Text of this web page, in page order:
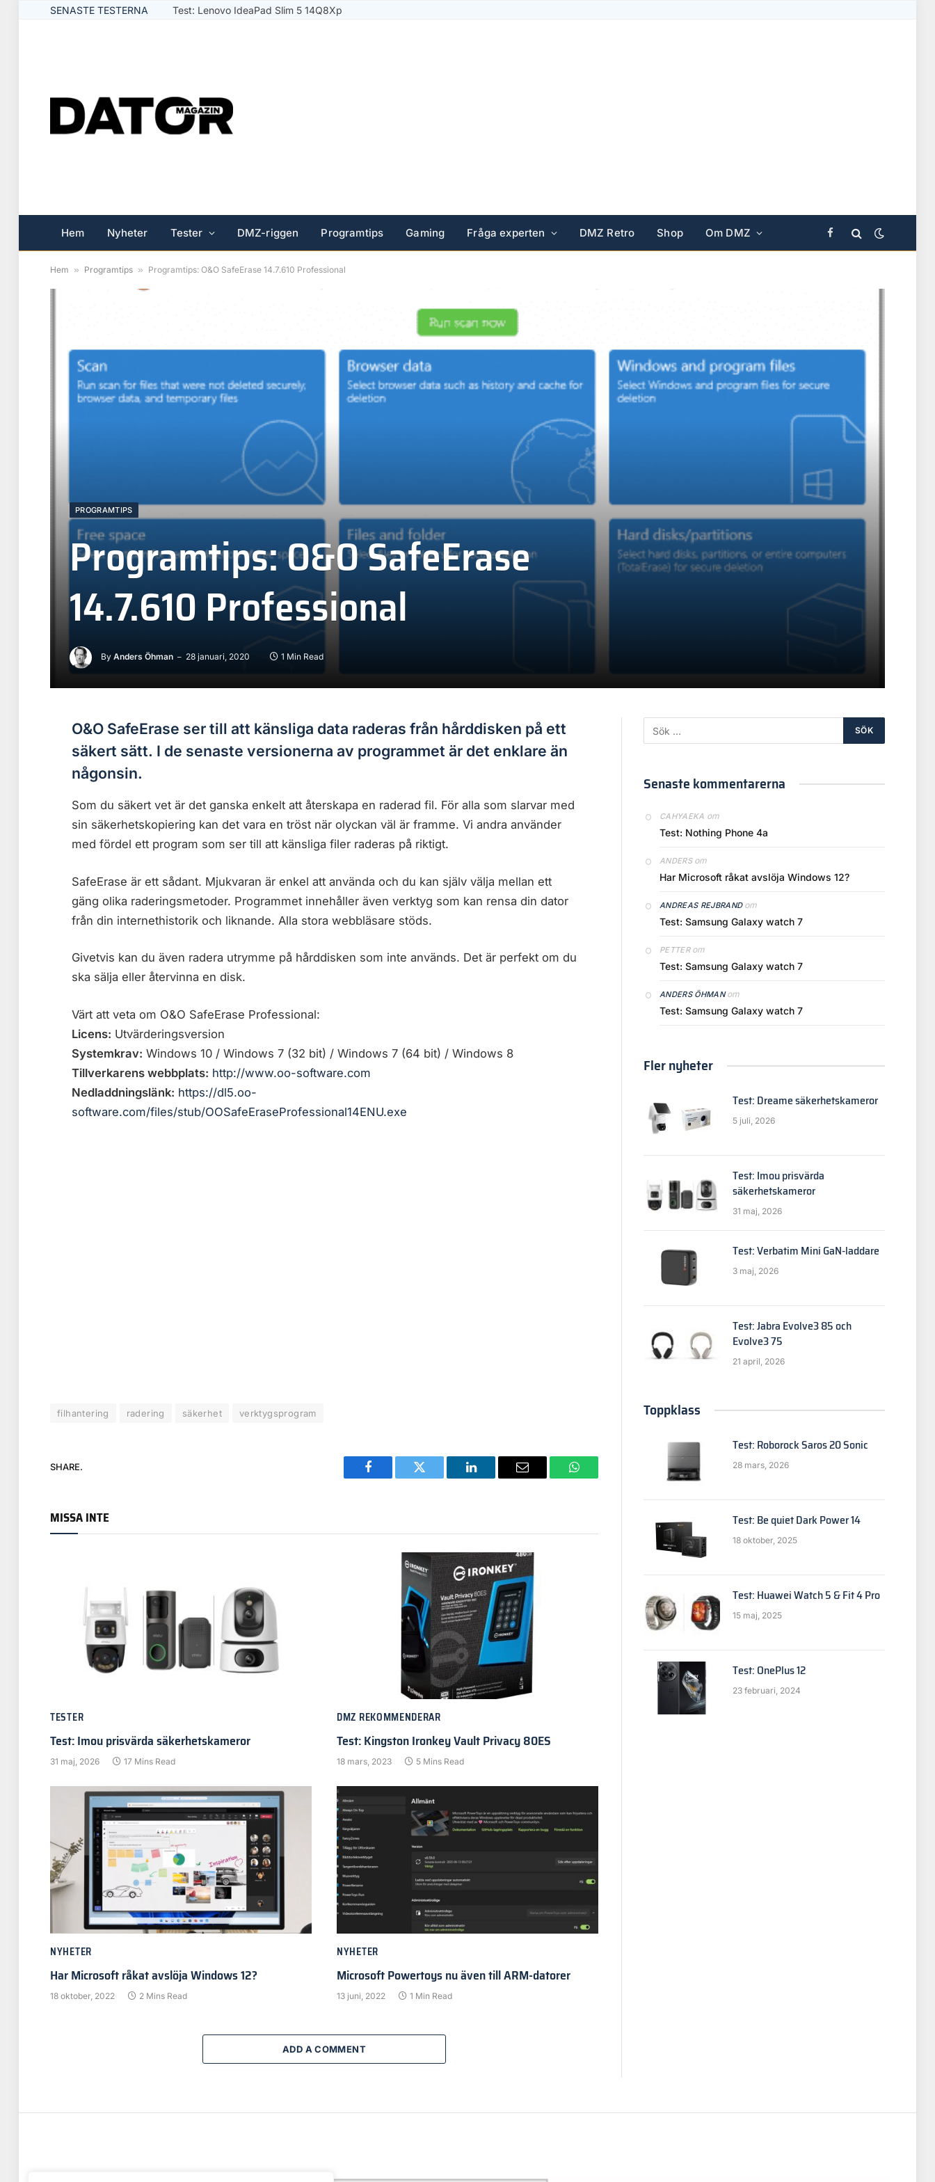
SENASTE TESTERNA Test: Logitech Signature Slim Solar Plus
Hem Nyheter Tester DMZ-riggen Programtips Gaming Fråga experten DMZ Retro Shop Om DMZ Facebook
Hem » Programtips » Programtips: O&O SafeErase 14.7.610 Professional
PROGRAMTIPS
Programtips: O&O SafeErase
14.7.610 Professional
By Anders Öhman 28 januari, 2020 1 Min Read
O&O SafeErase ser till att känsliga data raderas från hårddisken på ett
säkert sätt. I de senaste versionerna av programmet är det enklare än
någonsin.
Som du säkert vet är det ganska enkelt att återskapa en raderad fil. För alla som slarvar med
sin säkerhetskopiering kan det vara en tröst när olyckan väl är framme. Vi andra använder
med fördel ett program som ser till att känsliga filer raderas på riktigt.
SafeErase är ett sådant. Mjukvaran är enkel att använda och du kan själv välja mellan ett
gäng olika raderingsmetoder. Programmet innehåller även verktyg som kan rensa din dator
från din internethistorik och liknande. Alla stora webbläsare stöds.
Givetvis kan du även radera utrymme på hårddisken som inte används. Det är perfekt om du
ska sälja eller återvinna en disk.
Värt att veta om O&O SafeErase Professional:
Licens: Utvärderingsversion
Systemkrav: Windows 10 / Windows 7 (32 bit) / Windows 7 (64 bit) / Windows 8
Tillverkarens webbplats: http://www.oo-software.com
Nedladdningslänk: https://dl5.oo-
software.com/files/stub/OOSafeEraseProfessional14ENU.exe
filhantering radering säkerhet verktygsprogram
SHARE.
Facebook Twitter LinkedIn Email WhatsApp
MISSA INTE
TESTER
Test: Imou prisvärda säkerhetskameror
31 maj, 2026 17 Mins Read
DMZ REKOMMENDERAR
Test: Kingston Ironkey Vault Privacy 80ES
18 mars, 2023 5 Mins Read
NYHETER
Har Microsoft råkat avslöja Windows 12?
18 oktober, 2022 2 Mins Read
NYHETER
Microsoft Powertoys nu även till ARM-datorer
13 juni, 2022 1 Min Read
ADD A COMMENT
Senaste kommentarerna
CAHYAEKA om
Test: Nothing Phone 4a
ANDERSom
Har Microsoft råkat avslöja Windows 12?
ANDREAS REJBRANDom
Test: Samsung Galaxy watch 7
PETTERom
Test: Samsung Galaxy watch 7
ANDERS ÖHMANom
Test: Samsung Galaxy watch 7
Fler nyheter
Test: Dreame säkerhetskameror
5 juli, 2026
Test: Imou prisvärda
säkerhetskameror
31 maj, 2026
Test: Verbatim Mini GaN-laddare
3 maj, 2026
Test: Jabra Evolve3 85 och
Evolve3 75
21 april, 2026
Toppklass
Test: Roborock Saros 20 Sonic
28 mars, 2026
Test: Be quiet Dark Power 14
18 oktober, 2025
Test: Huawei Watch 5 & Fit 4 Pro
15 maj, 2025
Test: OnePlus 12
23 februari, 2024